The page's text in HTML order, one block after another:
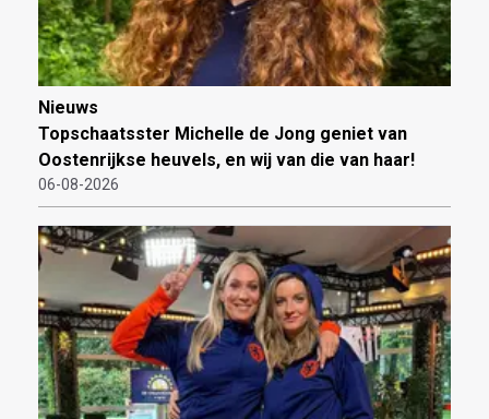
Nieuws
Topschaatsster Michelle de Jong geniet van
Oostenrijkse heuvels, en wij van die van haar!
06-08-2026